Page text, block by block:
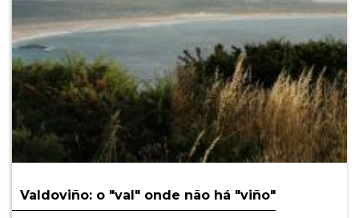
Valdoviño: o "val" onde não há "viño"